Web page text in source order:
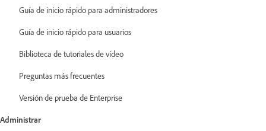
Guía de inicio rápido para administradores
Guía de inicio rápido para usuarios
Biblioteca de tutoriales de vídeo
Preguntas más frecuentes
Versión de prueba de Enterprise
Administrar